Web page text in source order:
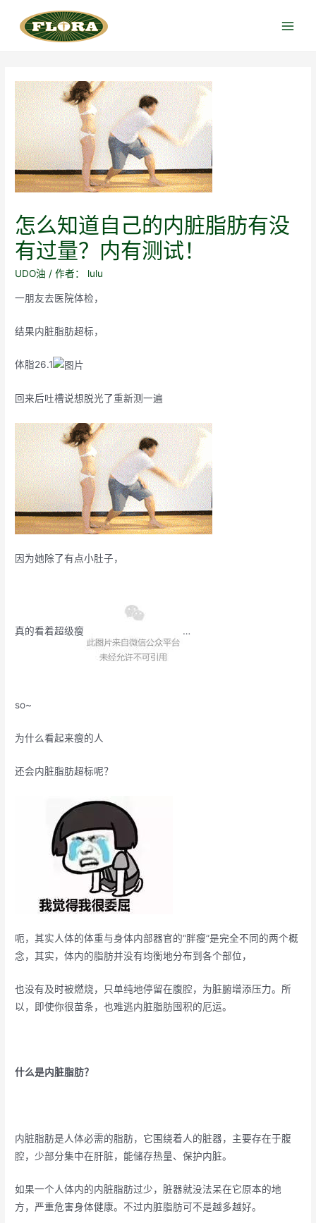
怎么知道自己的内脏脂肪有没
有过量？内有测试！
UDO油 / 作者： lulu
一朋友去医院体检，
结果内脏脂肪超标，
体脂26.1
回来后吐槽说想脱光了重新测一遍
因为她除了有点小肚子，
真的看着超级瘦 …
so~
为什么看起来瘦的人
还会内脏脂肪超标呢？
呃，其实人体的体重与身体内部器官的“胖瘦”是完全不同的两个概
念，其实，体内的脂肪并没有均衡地分布到各个部位，
也没有及时被燃烧，只单纯地停留在腹腔，为脏腑增添压力。所
以，即使你很苗条，也难逃内脏脂肪囤积的厄运。
什么是内脏脂肪？
内脏脂肪是人体必需的脂肪，它围绕着人的脏器，主要存在于腹
腔，少部分集中在肝脏，能储存热量、保护内脏。
如果一个人体内的内脏脂肪过少，脏器就没法呆在它原本的地
方，严重危害身体健康。不过内脏脂肪可不是越多越好。